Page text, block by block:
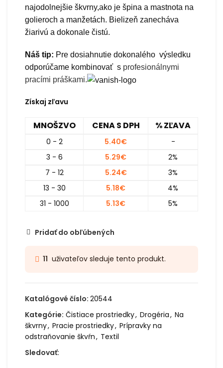
najodolnejšie škvrny,ako je špina a mastnota na
golieroch a manžetách. Bielizeň zanecháva
žiarivú a dokonale čistú.
Náš tip: Pre dosiahnutie dokonalého výsledku
odporúčame kombinovať s profesionálnymi
pracími práškami.
Získaj zľavu
MNOŠZVO CENA S DPH % ZĽAVA
0 - 2 5.40€
-
3 - 6
5.29€
2%
7 - 12
5.24€
3%
13 - 30
5.18€
4%
31 - 1000
5.13€ 5%
Pridať do obľúbených
11 uživateľov sleduje tento produkt.
Katalógové číslo: 20544
Kategórie: Čistiace prostriedky, Drogéria, Na
škvrny, Pracie prostriedky, Prípravky na
odstraňovanie škvŕn, Textil
Sledovať: